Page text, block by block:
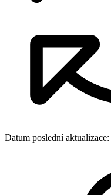
Datum poslední aktualizace: